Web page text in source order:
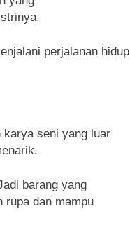
perjalanan hidup
karya seni yang luar
barang yang
rupa dan mampu